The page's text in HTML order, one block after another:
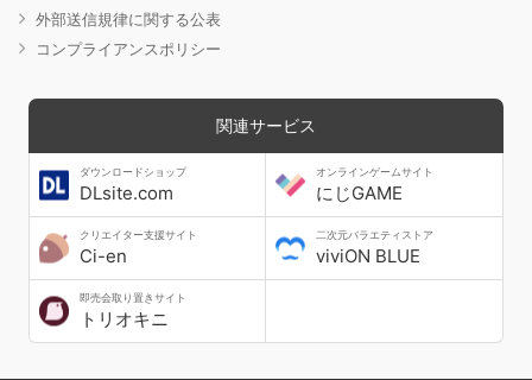
外部送信規律に関する公表
コンプライアンスポリシー
関連サービス
ダウンロードショップ
DLsite.com
オンラインゲームサイト
にじGAME
クリエイター支援サイト
Ci-en
二次元バラエティストア
viviON BLUE
即売会取り置きサイト
トリオキニ